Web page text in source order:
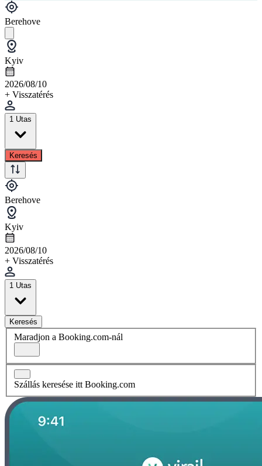
Berehove
Kyiv
2026/08/10
+ Visszatérés
1 Utas
Keresés
Berehove
Kyiv
2026/08/10
+ Visszatérés
1 Utas
Keresés
Maradjon a Booking.com-nál
Szállás keresése itt Booking.com